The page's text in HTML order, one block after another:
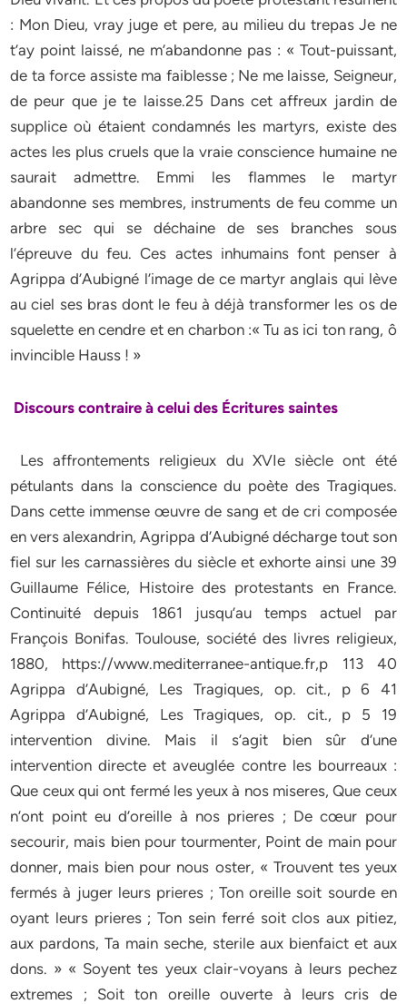
: Mon Dieu, vray juge et pere, au milieu du trepas Je ne
t’ay point laissé, ne m’abandonne pas : « Tout-puissant,
de ta force assiste ma faiblesse ; Ne me laisse, Seigneur,
de peur que je te laisse.25 Dans cet affreux jardin de
supplice où étaient condamnés les martyrs, existe des
actes les plus cruels que la vraie conscience humaine ne
saurait admettre. Emmi les flammes le martyr
abandonne ses membres, instruments de feu comme un
arbre sec qui se déchaine de ses branches sous
l’épreuve du feu. Ces actes inhumains font penser à
Agrippa d’Aubigné l’image de ce martyr anglais qui lève
au ciel ses bras dont le feu à déjà transformer les os de
squelette en cendre et en charbon :« Tu as ici ton rang, ô
invincible Hauss ! »
Discours contraire à celui des Écritures saintes
Les affrontements religieux du XVIe siècle ont été
pétulants dans la conscience du poète des Tragiques.
Dans cette immense œuvre de sang et de cri composée
en vers alexandrin, Agrippa d’Aubigné décharge tout son
fiel sur les carnassières du siècle et exhorte ainsi une 39
Guillaume Félice, Histoire des protestants en France.
Continuité depuis 1861 jusqu’au temps actuel par
François Bonifas. Toulouse, société des livres religieux,
1880, https://www.mediterranee-antique.fr,p 113 40
Agrippa d’Aubigné, Les Tragiques, op. cit., p 6 41
Agrippa d’Aubigné, Les Tragiques, op. cit., p 5 19
intervention divine. Mais il s’agit bien sûr d’une
intervention directe et aveuglée contre les bourreaux :
Que ceux qui ont fermé les yeux à nos miseres, Que ceux
n’ont point eu d’oreille à nos prieres ; De cœur pour
secourir, mais bien pour tourmenter, Point de main pour
donner, mais bien pour nous oster, « Trouvent tes yeux
fermés à juger leurs prieres ; Ton oreille soit sourde en
oyant leurs prieres ; Ton sein ferré soit clos aux pitiez,
aux pardons, Ta main seche, sterile aux bienfaict et aux
dons. » « Soyent tes yeux clair-voyans à leurs pechez
extremes ; Soit ton oreille ouverte à leurs cris de